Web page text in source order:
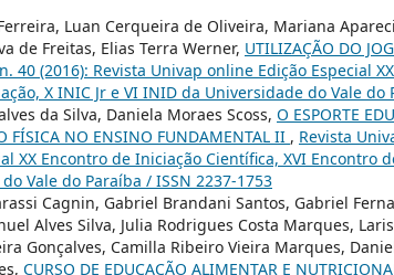
Luan Cerqueira de Oliveira, Mariana
de Freitas, Elias Terra Werner, UTILIZAÇÃO DO
40 (2016): Revista Univap online Edição Especial
X INIC Jr e VI INID da Universidade do Vale do
da Silva, Daniela Moraes Scoss, O ESPORTE
FÍSICA NO ENSINO FUNDAMENTAL II , Revista
XX Encontro de Iniciação Científica, XVI Encontro
Vale do Paraíba / ISSN 2237-1753
Cagnin, Gabriel Brandani Santos, Gabriel
Alves Silva, Julia Rodrigues Costa Marques,
Gonçalves, Camilla Ribeiro Vieira Marques,
CURSO DE EDUCAÇÃO ALIMENTAR E